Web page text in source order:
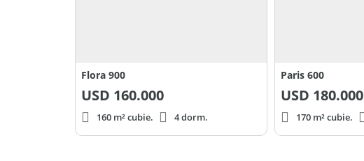
Flora 900
USD 160.000
160 m² cubie. 4 dorm.
Paris 600
USD 180.000
170 m² cubie.